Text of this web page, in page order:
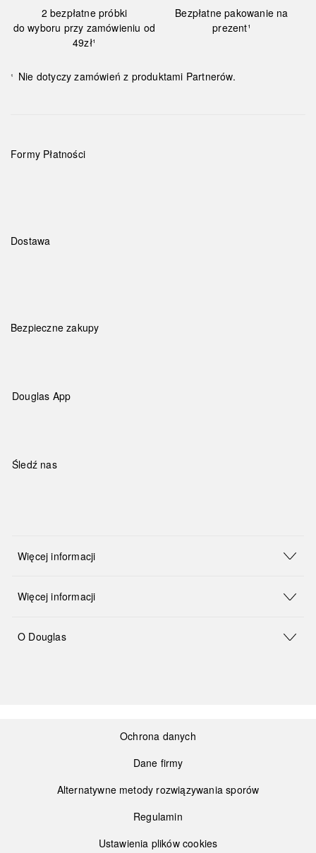
2 bezpłatne próbki
do wyboru przy zamówieniu od
49zł¹
Bezpłatne pakowanie na
prezent¹
¹ Nie dotyczy zamówień z produktami Partnerów.
Formy Płatności
Dostawa
Bezpieczne zakupy
Douglas App
Śledź nas
Więcej informacji
Więcej informacji
O Douglas
Ochrona danych
Dane firmy
Alternatywne metody rozwiązywania sporów
Regulamin
Ustawienia plików cookies